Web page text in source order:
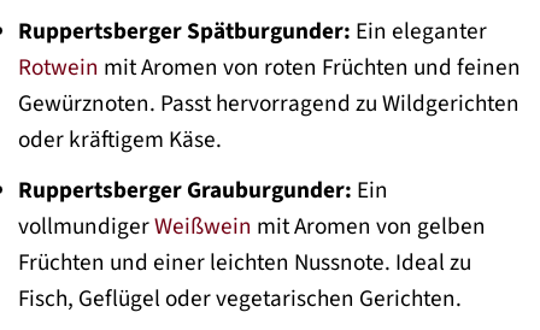
Ruppertsberger Spätburgunder: Ein eleganter
Rotwein mit Aromen von roten Früchten und feinen
Gewürznoten. Passt hervorragend zu Wildgerichten
oder kräftigem Käse.
Ruppertsberger Grauburgunder: Ein
vollmundigerWeißwein mit Aromen von gelben
Früchten und einer leichten Nussnote. Ideal zu
Fisch, Geflügel oder vegetarischen Gerichten.